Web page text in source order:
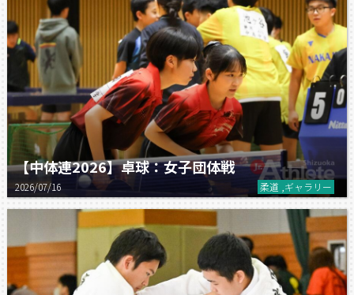
【中体連2026】卓球：女子団体戦
2026/07/16 柔道 ,ギャラリー